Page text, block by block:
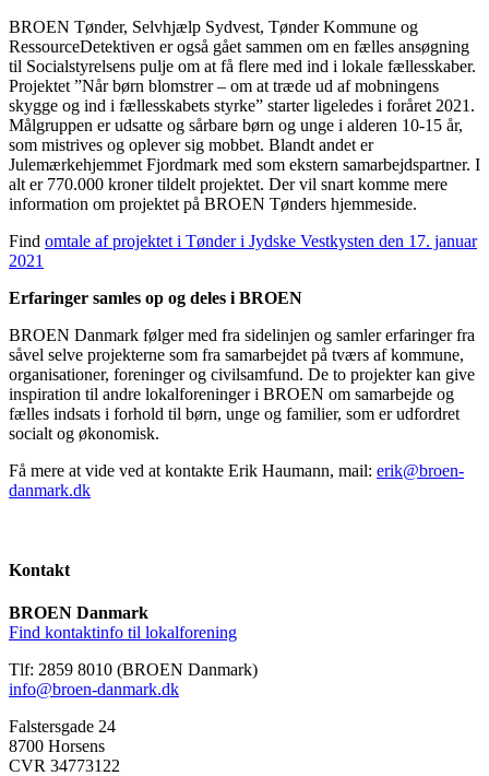
BROEN Tønder, Selvhjælp Sydvest, Tønder Kommune og
RessourceDetektiven er også gået sammen om en fælles ansøgning
til Socialstyrelsens pulje om at få flere med ind i lokale fællesskaber.
Projektet ”Når børn blomstrer – om at træde ud af mobningens
skygge og ind i fællesskabets styrke” starter ligeledes i foråret 2021.
Målgruppen er udsatte og sårbare børn og unge i alderen 10-15 år,
som mistrives og oplever sig mobbet. Blandt andet er
Julemærkehjemmet Fjordmark med som ekstern samarbejdspartner. I
alt er 770.000 kroner tildelt projektet. Der vil snart komme mere
information om projektet på BROEN Tønders hjemmeside.
Find omtale af projektet i Tønder i Jydske Vestkysten den 17. januar
2021
Erfaringer samles op og deles i BROEN
BROEN Danmark følger med fra sidelinjen og samler erfaringer fra
såvel selve projekterne som fra samarbejdet på tværs af kommune,
organisationer, foreninger og civilsamfund. De to projekter kan give
inspiration til andre lokalforeninger i BROEN om samarbejde og
fælles indsats i forhold til børn, unge og familier, som er udfordret
socialt og økonomisk.
Få mere at vide ved at kontakte Erik Haumann, mail: erik@broen-
danmark.dk
Kontakt
BROEN Danmark
Find kontaktinfo til lokalforening
Tlf: 2859 8010 (BROEN Danmark)
info@broen-danmark.dk
Falstersgade 24
8700 Horsens
CVR 34773122